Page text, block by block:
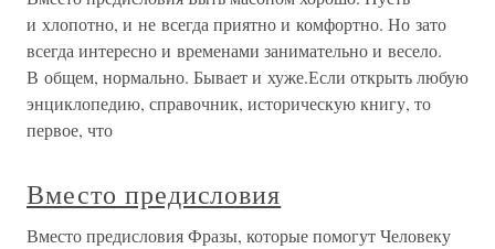
и хлопотно, и не всегда приятно и комфортно. Но зато
всегда интересно и временами занимательно и весело.
В общем, нормально. Бывает и хуже.Если открыть любую
энциклопедию, справочник, историческую книгу, то
первое, что
Вместо предисловия
Вместо предисловия Фразы, которые помогут Человеку